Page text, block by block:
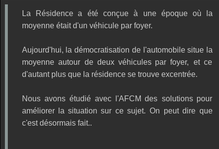
La Résidence a été conçue à une époque où
la
moyenne était d'un véhicule par foyer.
Aujourd'hui, la démocratisation de l'automobile situe la
moyenne autour de deux véhicules par foyer, et ce
d'autant plus que la résidence se trouve excentrée.
Nous avons étudié avec l'AFCM des solutions pour
améliorer
la situation sur ce sujet. On peut dire que
c'est désormais fait..